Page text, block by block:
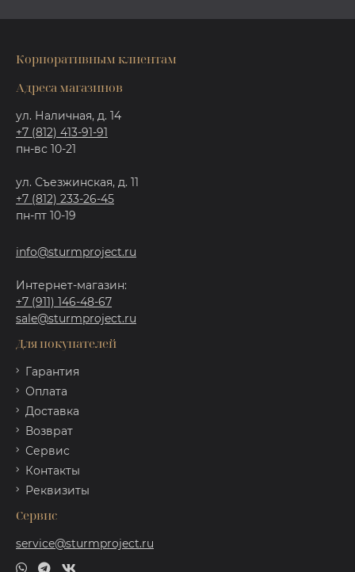
Корпоративным клиентам
Адреса магазинов
ул. Наличная, д. 14
+7 (812) 413-91-91
пн-вс 10-21
ул. Съезжинская, д. 11
+7 (812) 233-26-45
пн-пт 10-19
info@sturmproject.ru
Интернет-магазин:
+7 (911) 146-48-67
sale@sturmproject.ru
Для покупателей
Гарантия
Оплата
Доставка
Возврат
Сервис
Контакты
Реквизиты
Сервис
service@sturmproject.ru